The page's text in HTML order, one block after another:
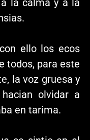
la calma y a la
ello los ecos
todos, para este
la voz gruesa y
olvidar a
en tarima.